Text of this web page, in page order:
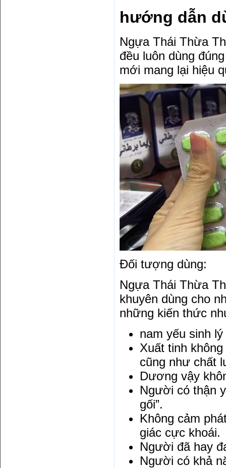
hướng dẫn
Ngựa Thái Thừa
đều luôn dùng
mới mang lại hiệu
Đối tượng dùng:
Ngựa Thái Thừa
khuyên dùng cho
những kiến thức
nam yếu sinh
Xuất tinh
cũng như chất
Dương vậy
Người có thận
gối”.
Không cảm
giác cực khoái.
Người đã hay
Người có khả